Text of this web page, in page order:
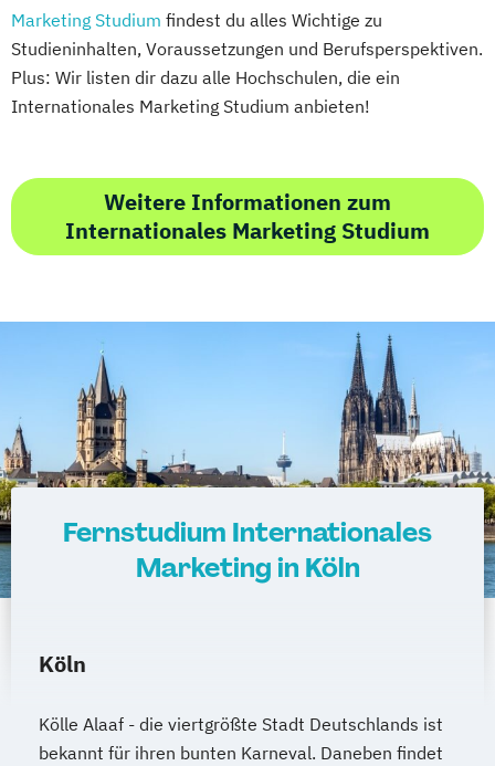
Marketing Studium findest du alles Wichtige zu
Studieninhalten, Voraussetzungen und Berufsperspektiven.
Plus: Wir listen dir dazu alle Hochschulen, die ein
Internationales Marketing Studium anbieten!
Weitere Informationen zum
Internationales Marketing Studium
Fernstudium Internationales
Marketing in Köln
Köln
Kölle Alaaf - die viertgrößte Stadt Deutschlands ist
bekannt für ihren bunten Karneval. Daneben findet